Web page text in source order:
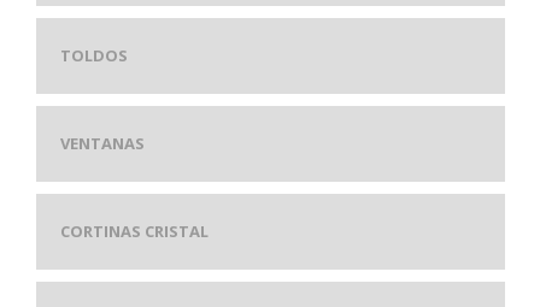
TOLDOS
VENTANAS
CORTINAS CRISTAL